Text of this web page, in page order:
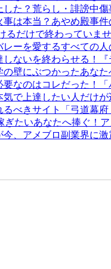
た？荒らし・誹謗中
事は本当？あやめ殿事
だけで終わっていま
ーを愛するすべての
ないを終わらせる！
の壁にぶつかったあな
要なのはコレだった！
気で上達したい人だけ
べきサイト「弓道幕府
ぎたいあなたへ捧ぐ！
今、アメブロ副業界に